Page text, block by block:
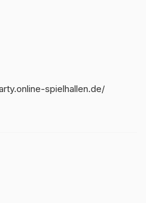
spielhallen.de/